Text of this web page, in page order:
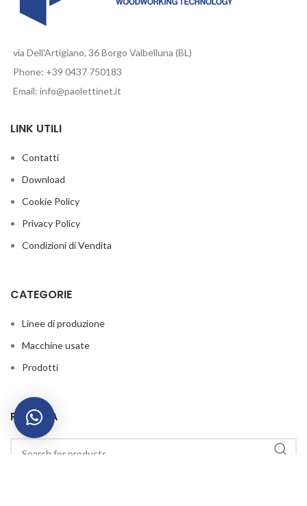
via Dell'Artigiano, 36 Borgo Valbelluna (BL)
Phone: +39 0437 750183
Email: info@paolettinet.it
LINK UTILI
Contatti
Download
Cookie Policy
Privacy Policy
Condizioni di Vendita
CATEGORIE
Linee di produzione
Macchine usate
Prodotti
RICERCA